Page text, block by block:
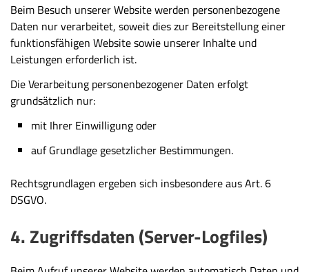
Beim Besuch unserer Website werden personenbezogene
Daten nur verarbeitet, soweit dies zur Bereitstellung einer
funktionsfähigen Website sowie unserer Inhalte und
Leistungen erforderlich ist.
Die Verarbeitung personenbezogener Daten erfolgt
grundsätzlich nur:
mit Ihrer Einwilligung oder
auf Grundlage gesetzlicher Bestimmungen.
Rechtsgrundlagen ergeben sich insbesondere aus Art. 6
DSGVO.
4. Zugriffsdaten (Server-Logfiles)